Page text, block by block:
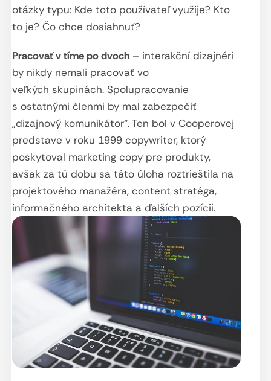
otázky typu: Kde toto používateľ využije? Kto
to je? Čo chce dosiahnuť?
Pracovať v tíme po dvoch – interakční dizajnéri
by nikdy nemali pracovať vo
veľkých skupinách. Spolupracovanie
s ostatnými členmi by mal zabezpečiť
„dizajnový komunikátor“. Ten bol v Cooperovej
predstave v roku 1999 copywriter, ktorý
poskytoval marketing copy pre produkty,
avšak za tú dobu sa táto úloha roztrieštila na
projektového manažéra, content stratéga,
informačného architekta a ďalších pozícii.